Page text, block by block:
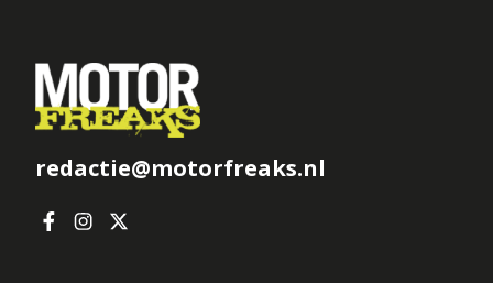
redactie@motorfreaks.nl